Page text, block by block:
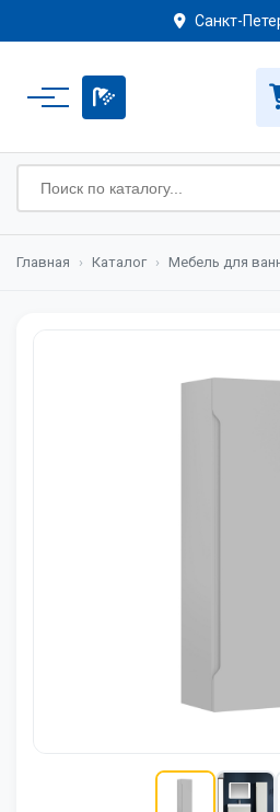
Санкт-
Главная › Каталог › Мебель для